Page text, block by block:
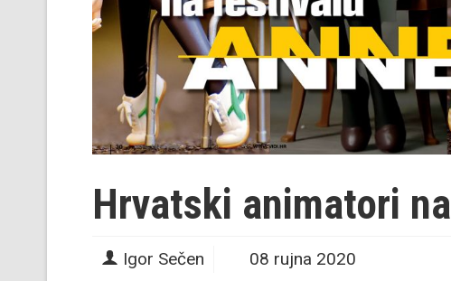
Hrvatski animatori
Igor Sečen 08 rujna 2020